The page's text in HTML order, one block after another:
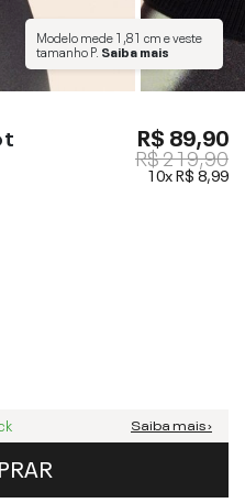
Modelo mede1,81 cme veste
tamanhoP. Saiba mais
R$ 89,90
R$ 219,90
10xR$ 8,99
Saiba mais ›